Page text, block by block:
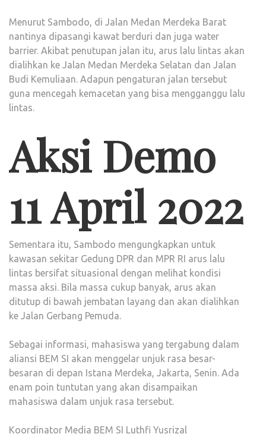
Menurut Sambodo, di Jalan Medan Merdeka Barat
nantinya dipasangi kawat berduri dan juga water
barrier. Akibat penutupan jalan itu, arus lalu lintas akan
dialihkan ke Jalan Medan Merdeka Selatan dan Jalan
Budi Kemuliaan. Adapun pengaturan jalan tersebut
guna mencegah kemacetan yang bisa mengganggu lalu
lintas.
Aksi Demo
11 April 2022
Sementara itu, Sambodo mengungkapkan untuk
kawasan sekitar Gedung DPR dan MPR RI arus lalu
lintas bersifat situasional dengan melihat kondisi
massa aksi. Bila massa cukup banyak, arus akan
ditutup di bawah jembatan layang dan akan dialihkan
ke Jalan Gerbang Pemuda.
Sebagai informasi, mahasiswa yang tergabung dalam
aliansi BEM SI akan menggelar unjuk rasa besar-
besaran di depan Istana Merdeka, Jakarta, Senin. Ada
enam poin tuntutan yang akan disampaikan
mahasiswa dalam unjuk rasa tersebut.
Koordinator Media BEM SI Luthfi Yusrizal